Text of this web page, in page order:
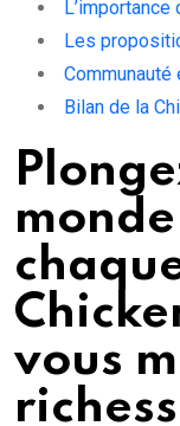
Les
Bilan de la
vous